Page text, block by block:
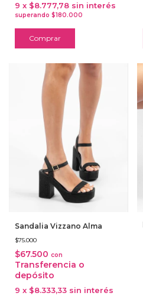
9 x $8.777,78 sin interés
Comprar
Sandalia Vizzano Alma
$75.000
$67.500 con
Transferencia o
depósito
9 x $8.333,33 sin interés